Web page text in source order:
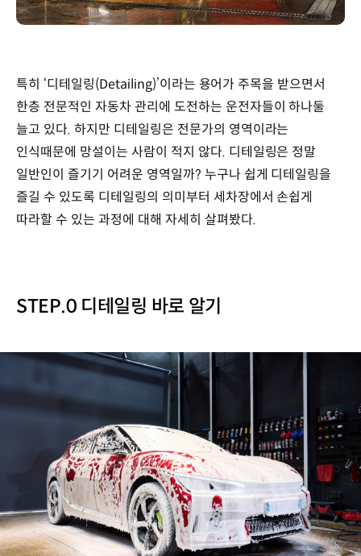
특히 ‘디테일링(Detailing)’이라는 용어가 주목을 받으면서
한층 전문적인 자동차 관리에 도전하는 운전자들이 하나둘
늘고 있다. 하지만 디테일링은 전문가의 영역이라는
인식때문에 망설이는 사람이 적지 않다. 디테일링은 정말
일반인이 즐기기 어려운 영역일까? 누구나 쉽게 디테일링을
즐길 수 있도록 디테일링의 의미부터 세차장에서 손쉽게
따라할 수 있는 과정에 대해 자세히 살펴봤다.
STEP.0 디테일링 바로 알기